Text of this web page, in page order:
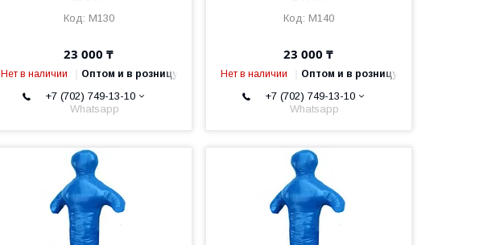
M130
23 000 ₸
Нет в наличии Оптом и в розницу
+7 (702) 749-13-10
Whatsapp
M140
23 000 ₸
Нет в наличии Оптом и в розницу
+7 (702) 749-13-10
Whatsapp